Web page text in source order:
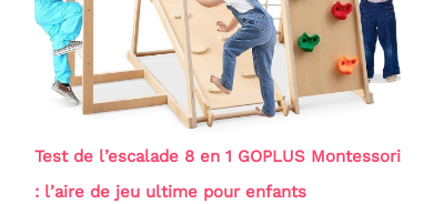
Test de l’escalade 8 en 1 GOPLUS Montessori
: l’aire de jeu ultime pour enfants